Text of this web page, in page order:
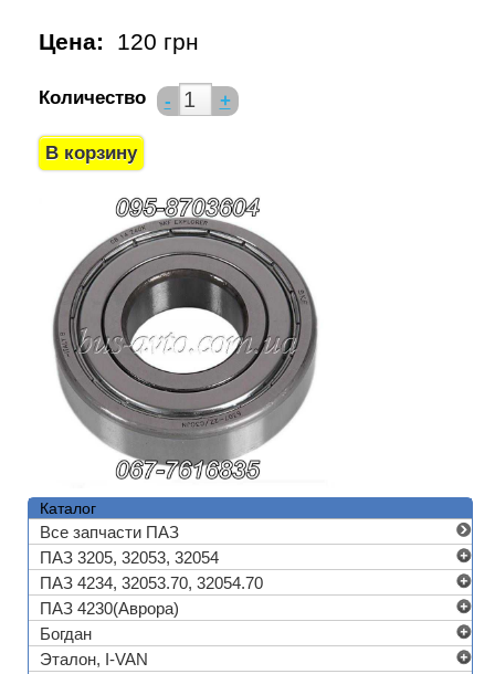
Цена: 120 грн
Количество - +
Каталог
Все запчасти ПАЗ
ПАЗ 3205, 32053, 32054
ПАЗ 4234, 32053.70, 32054.70
ПАЗ 4230(Аврора)
Богдан
Эталон, I-VAN